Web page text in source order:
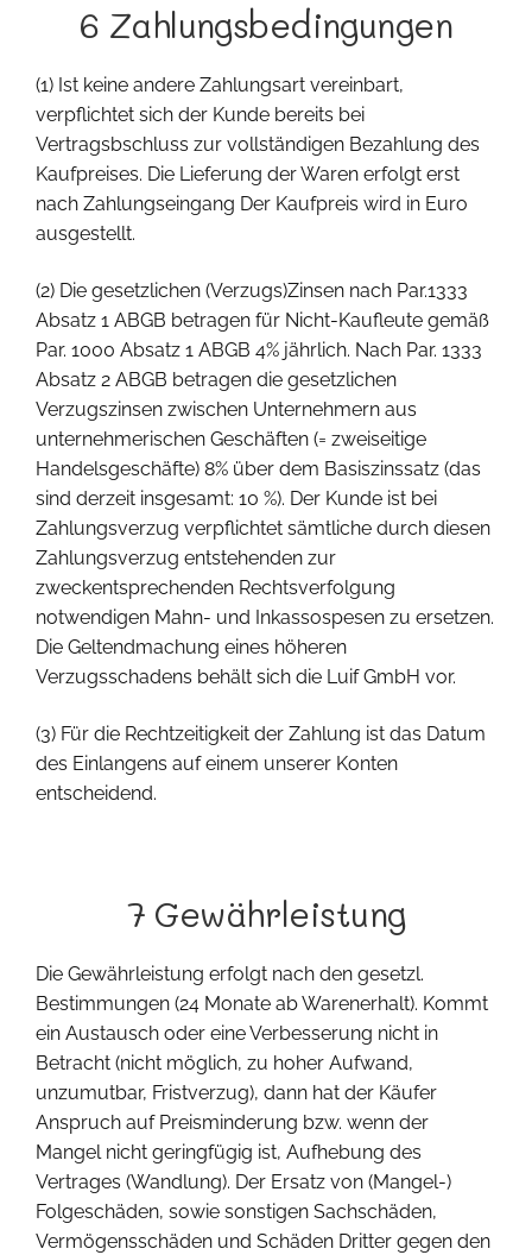
6 Zahlungsbedingungen
(1) Ist keine andere Zahlungsart vereinbart,
verpflichtet sich der Kunde bereits bei
Vertragsbschluss zur vollständigen Bezahlung des
Kaufpreises. Die Lieferung der Waren erfolgt erst
nach Zahlungseingang Der Kaufpreis wird in Euro
ausgestellt.
(2) Die gesetzlichen (Verzugs)Zinsen nach Par.1333
Absatz 1 ABGB betragen für Nicht-Kaufleute gemäß
Par. 1000 Absatz 1 ABGB 4% jährlich. Nach Par. 1333
Absatz 2 ABGB betragen die gesetzlichen
Verzugszinsen zwischen Unternehmern aus
unternehmerischen Geschäften (= zweiseitige
Handelsgeschäfte) 8% über dem Basiszinssatz (das
sind derzeit insgesamt: 10 %). Der Kunde ist bei
Zahlungsverzug verpflichtet sämtliche durch diesen
Zahlungsverzug entstehenden zur
zweckentsprechenden Rechtsverfolgung
notwendigen Mahn- und Inkassospesen zu ersetzen.
Die Geltendmachung eines höheren
Verzugsschadens behält sich die Luif GmbH vor.
(3) Für die Rechtzeitigkeit der Zahlung ist das Datum
des Einlangens auf einem unserer Konten
entscheidend.
7 Gewährleistung
Die Gewährleistung erfolgt nach den gesetzl.
Bestimmungen (24 Monate ab Warenerhalt). Kommt
ein Austausch oder eine Verbesserung nicht in
Betracht (nicht möglich, zu hoher Aufwand,
unzumutbar, Fristverzug), dann hat der Käufer
Anspruch auf Preisminderung bzw. wenn der
Mangel nicht geringfügig ist, Aufhebung des
Vertrages (Wandlung). Der Ersatz von (Mangel-)
Folgeschäden, sowie sonstigen Sachschäden,
Vermögensschäden und Schäden Dritter gegen den